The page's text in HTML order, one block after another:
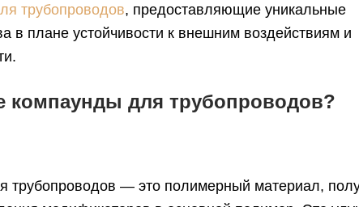
трубопроводов, предоставляющие уникальные
в плане устойчивости к внешним воздействиям и
компаунды для трубопроводов?
трубопроводов — это полимерный материал,